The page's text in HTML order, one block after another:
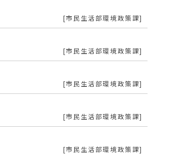
市民生活部環境政策課
市民生活部環境政策課
市民生活部環境政策課
市民生活部環境政策課
市民生活部環境政策課